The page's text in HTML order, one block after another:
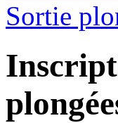
Sortie